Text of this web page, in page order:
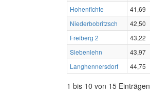
Hohenfichte
41,69
Niederbobritzsch
42,50
Freiberg 2
43,22
Siebenlehn
43,97
Langhennersdorf
44,75
1 bis 10 von 15 Einträgen